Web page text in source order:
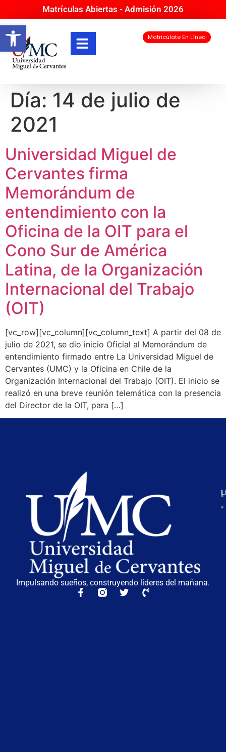
Abrir barra de herramientas
Matrículas Abiertas - Admisión 2026
Matricúlate En Línea
Día: 14 de julio de
2021
Universidad Miguel de
Cervantes firma
Memorándum de
entendimiento con la
Oficina de la OIT para el
Cono Sur de América
Latina, de la Organización
Internacional del Trabajo
(OIT)
[vc_row][vc_column][vc_column_text] A partir del 08 de
julio de 2021, se dio inicio Oficial al Memorándum de
entendimiento firmado entre La Universidad Miguel de
Cervantes (UMC) y la Oficina en Chile de la
Organización Internacional del Trabajo (OIT). El inicio se
realizó en una breve reunión telemática con la presencia
del Director de la OIT, para […]
Impulsando sueños, construyendo líderes del mañana.